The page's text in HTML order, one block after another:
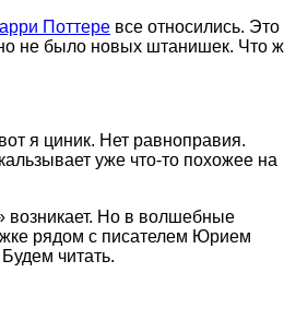
Поттере все относились. Это
не было новых штанишек. Что ж
я циник. Нет равноправия.
уже что-то похожее на
возникает. Но в волшебные
рядом с писателем Юрием
читать.